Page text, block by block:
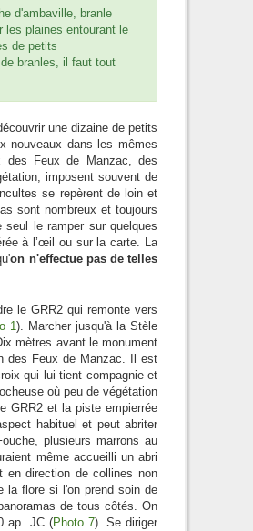
d'ambaville, branle
les plaines entourant le
de petits
branles, il faut tout
une dizaine de petits
nouveaux dans les mêmes
des Feux de Manzac, des
imposent souvent de
se repèrent de loin et
sont nombreux et toujours
le ramper sur quelques
à l’œil ou sur la carte. La
on n'effectue pas de telles
le GRR2 qui remonte vers
1). Marcher jusqu'à la Stèle
mètres avant le monument
des Feux de Manzac. Il est
qui lui tient compagnie et
où peu de végétation
GRR2 et la piste empierrée
habituel et peut abriter
plusieurs marrons au
même accueilli un abri
en direction de collines non
la flore si l'on prend soin de
de tous côtés. On
ap. JC (Photo 7). Se diriger